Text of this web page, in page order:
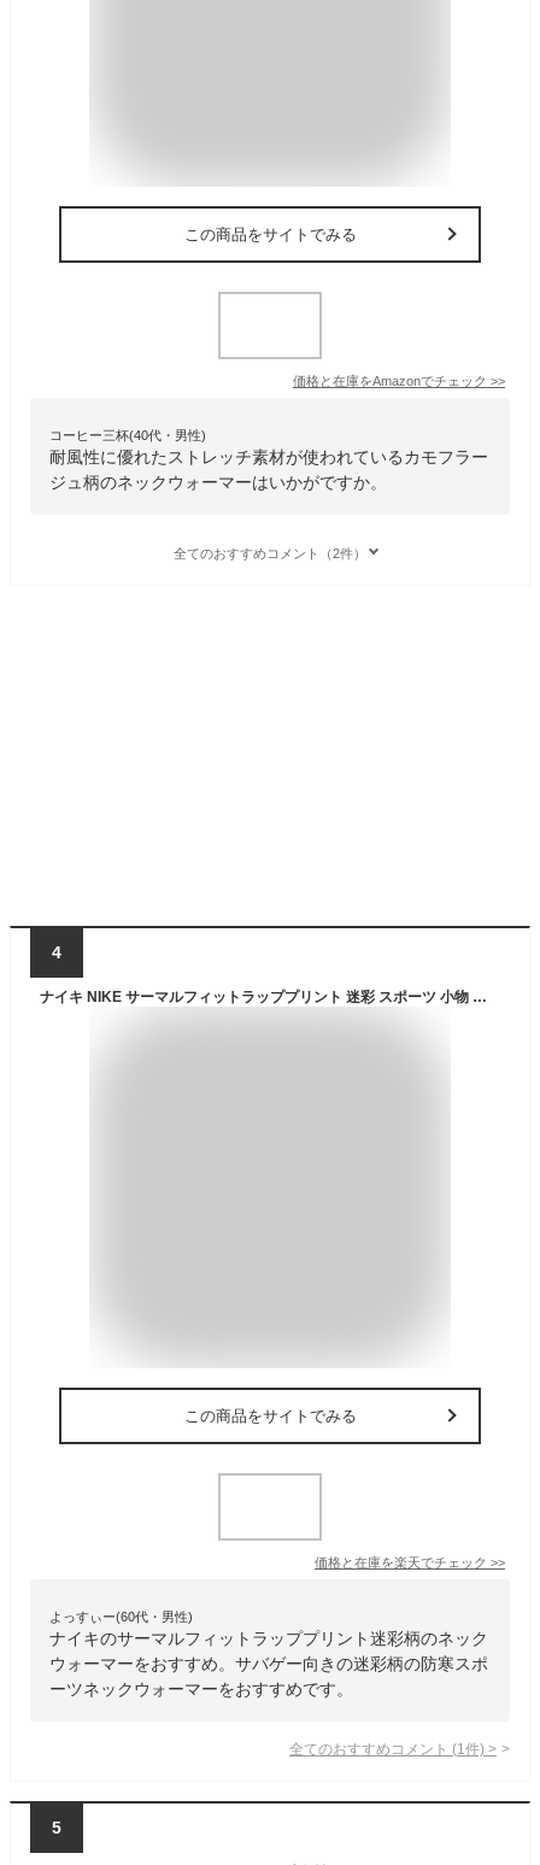
この商品をサイトでみる
価格と在庫をAmazonでチェック >>
コーヒー三杯(40代・男性)
耐風性に優れたストレッチ素材が使われているカモフラー
ジュ柄のネックウォーマーはいかがですか。
全てのおすすめコメント（2件）
4
ナイキ NIKE サーマルフィットラッププリント 迷彩 スポーツ 小物 防寒 ネックウォーマー CW5017-907
この商品をサイトでみる
価格と在庫を楽天でチェック >>
よっすぃー(60代・男性)
ナイキのサーマルフィットラッププリント迷彩柄のネック
ウォーマーをおすすめ。サバゲー向きの迷彩柄の防寒スポ
ーツネックウォーマーをおすすめです。
全てのおすすめコメント (1 件) >
5